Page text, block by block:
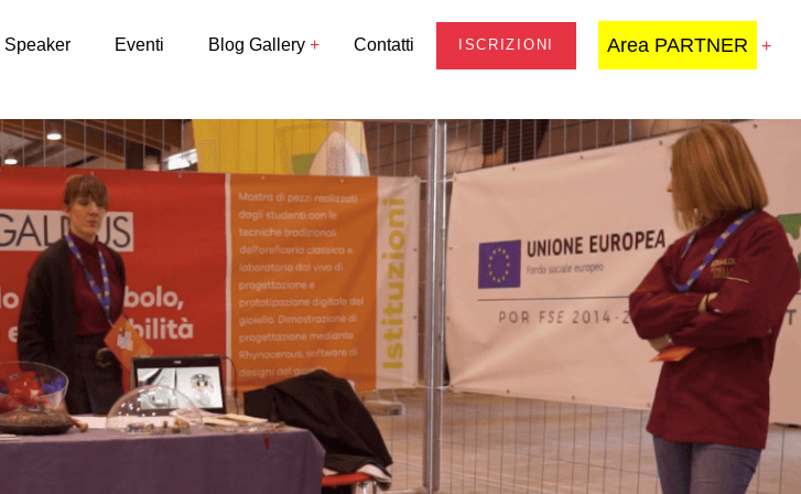
Speaker Eventi Blog Gallery Contatti ISCRIZIONI Area PARTNER